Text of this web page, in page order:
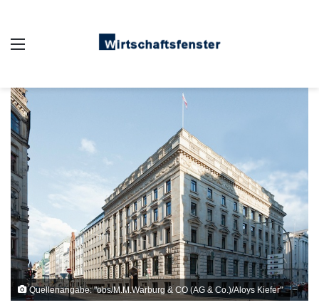
Quellenangabe: "obs/M.M.Warburg & CO (AG & Co.)/Aloys Kiefer"